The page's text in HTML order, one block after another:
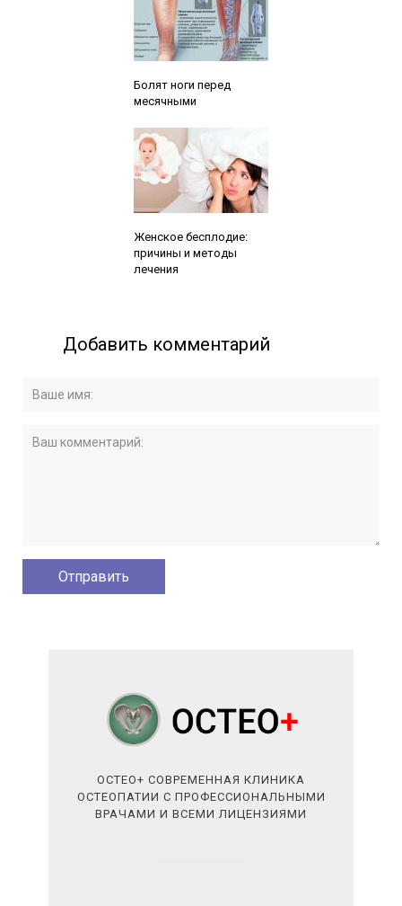
Болят ноги перед
месячными
Женское бесплодие:
причины и методы
лечения
Добавить комментарий
ОСТЕО+ СОВРЕМЕННАЯ КЛИНИКА
ОСТЕОПАТИИ С ПРОФЕССИОНАЛЬНЫМИ
ВРАЧАМИ И ВСЕМИ ЛИЦЕНЗИЯМИ